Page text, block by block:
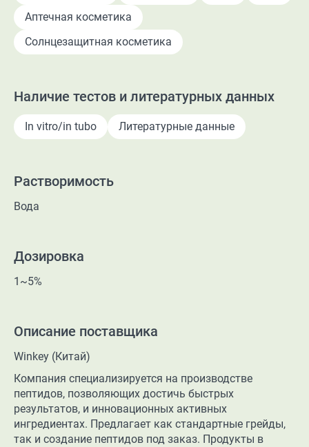
Аптечная косметика
Солнцезащитная косметика
Наличие тестов и литературных данных
In vitro/in tubo Литературные данные
Растворимость
Вода
Дозировка
1~5%
Описание поставщика
Winkey (Китай)
Компания специализируется на производстве
пептидов, позволяющих достичь быстрых
результатов, и инновационных активных
ингредиентах. Предлагает как стандартные грейды,
так и создание пептидов под заказ. Продукты в